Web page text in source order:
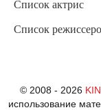
Список актрис
Список
© 2008 - 2026
использование